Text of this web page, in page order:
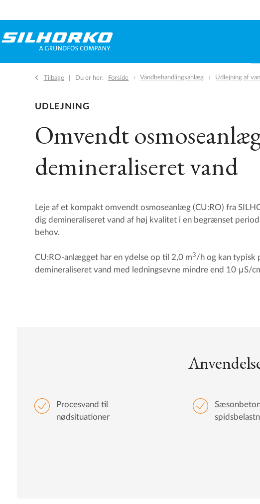
Tilbage Du er her: Forside Vandbehandlingsanlæg Udlejning af
UDLEJNING
Omvendt
demineraliseret vand
Leje af et kompakt omvendt osmoseanlæg (CU:RO) fra
dig demineraliseret vand af høj kvalitet i en begrænset
behov.
CU:RO-anlægget har en ydelse op til 2,0 m3/h og kan typisk
demineraliseret vand med ledningsevne mindre end 10 μS/
Procesvand til
nødsituationer